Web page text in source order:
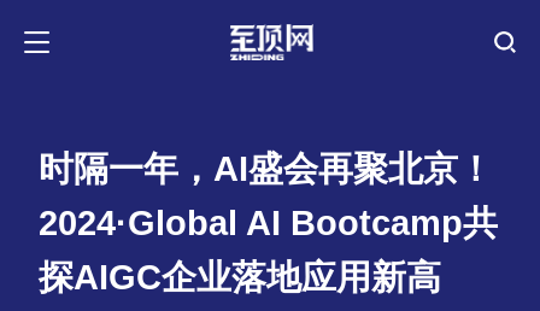
时隔一年，AI盛会再聚北京！
2024·Global AI Bootcamp共
探AIGC企业落地应用新高